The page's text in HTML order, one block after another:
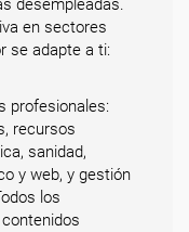
desempleadas.
en sectores
se adapte a ti:
profesionales:
recursos
sanidad,
y web, y gestión
los